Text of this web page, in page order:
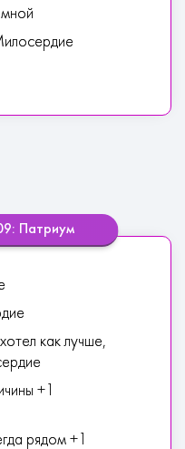
Патриум
как лучше,
+1
рядом +1